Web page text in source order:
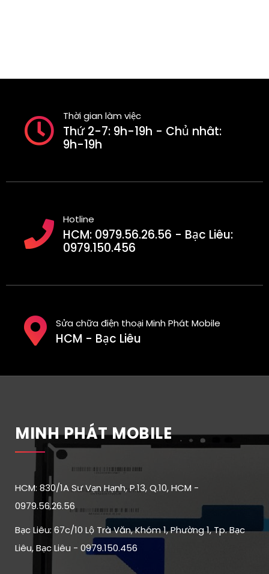
Thời gian làm việc
Thứ 2-7: 9h-19h - Chủ nhât:
9h-19h
Hotline
HCM: 0979.56.26.56 - Bạc Liêu:
0979.150.456
Sửa chữa điện thoại Minh Phát Mobile
HCM - Bạc Liêu
MINH PHÁT MOBILE
HCM: 830/1A Sư Vạn Hạnh, P.13, Q.10, HCM -
0979.56.26.56
Bạc Liêu: 67c/10 Lộ Trà Văn, Khóm 1, Phường 1, Tp. Bạc
Liêu, Bạc Liêu - 0979.150.456